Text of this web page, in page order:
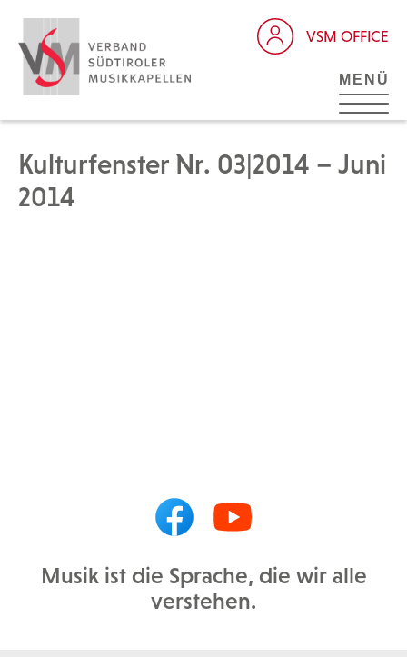
VSM OFFICE
MENÜ
Kulturfenster Nr. 03|2014 – Juni
2014
Musik ist die Sprache, die wir alle
verstehen.